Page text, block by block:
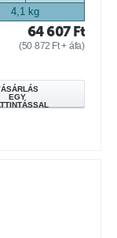
4,1 kg
64 607 Ft
(50 872 Ft+ áfa)
EGY